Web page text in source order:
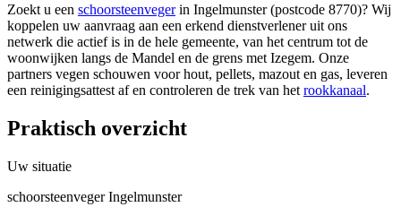
Zoekt u een schoorsteenvegerin Ingelmunster (postcode 8770)? Wij
koppelen uw aanvraag aan een erkend dienstverlener uit ons
netwerk die actief is in de hele gemeente, van het centrum tot de
woonwijken langs de Mandel en de grens met Izegem. Onze
partners vegen schouwen voor hout, pellets, mazout en gas, leveren
een reinigingsattest af en controleren de trek van het rookkanaal.
Praktisch overzicht
Uw situatie
schoorsteenveger Ingelmunster